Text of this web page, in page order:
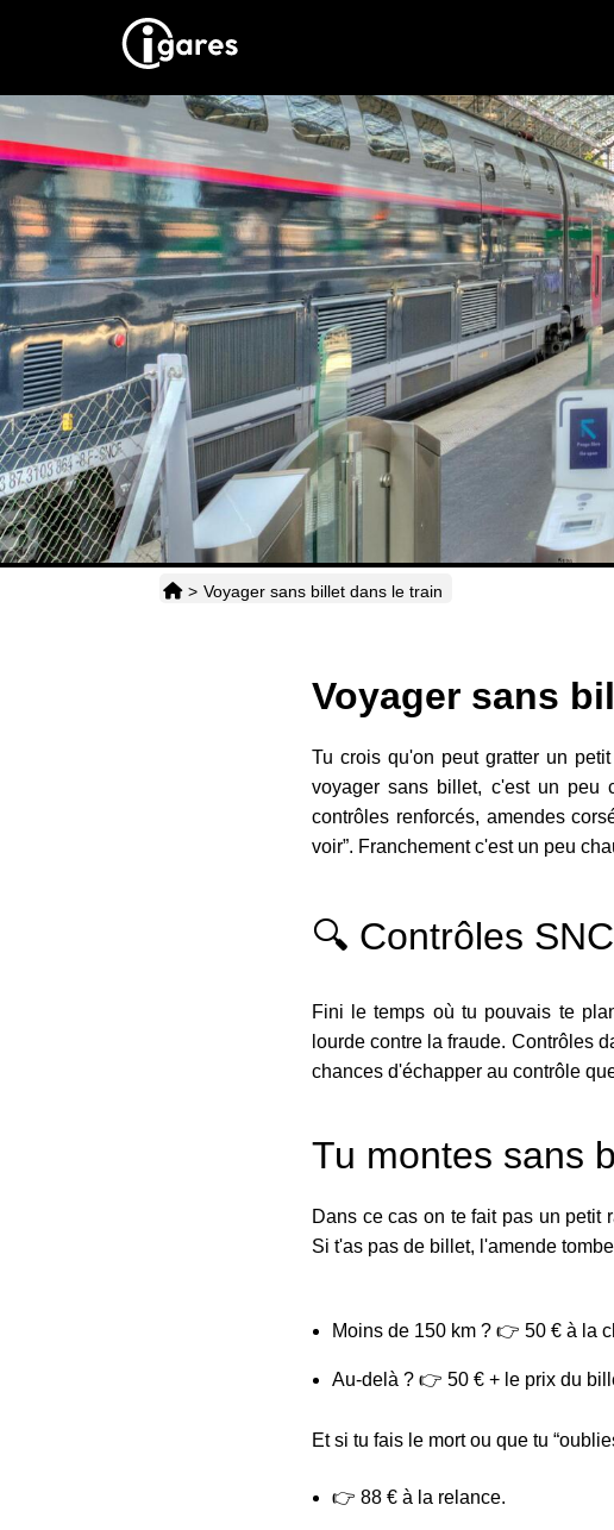
> Voyager sans billet dans le train
Voyager sans
Tu crois qu'on peut gratter un
voyager sans billet, c'est un peu
contrôles renforcés, amendes
voir”. Franchement c'est un peu
🔍 Contrôles
Fini le temps où tu pouvais te
lourde contre la fraude. Contrôles
chances d'échapper au contrôle
Tu montes sans
Dans ce cas on te fait pas un petit
Si t'as pas de billet, l'amende
Moins de 150 km ? 👉 50 € à la
Au-delà ? 👉 50 € + le prix du
Et si tu fais le mort ou que tu
👉 88 € à la relance.